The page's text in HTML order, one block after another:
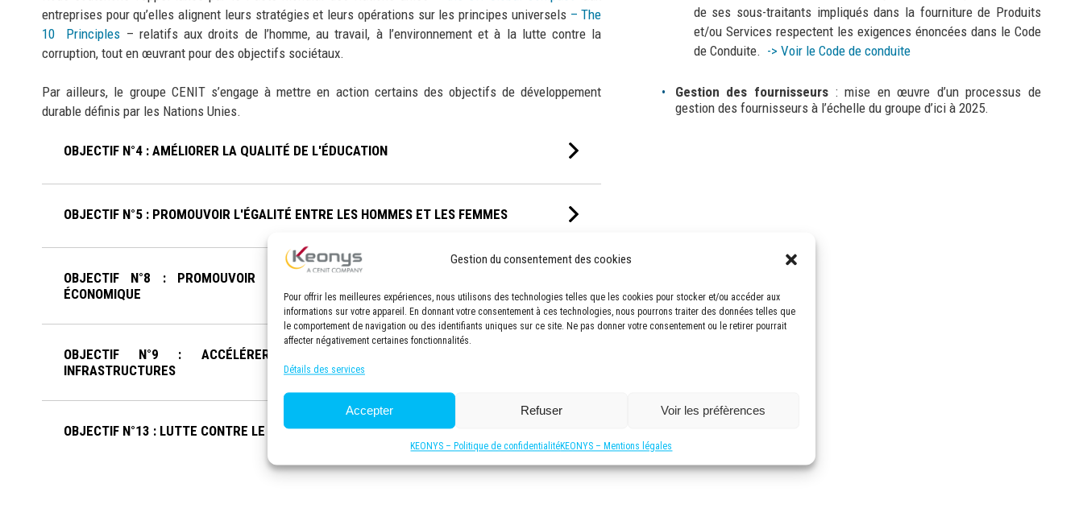
Gestion du consentement des cookies
Pour offrir les meilleures expériences, nous utilisons des technologies telles que les cookies pour stocker et/ou accéder aux
informations sur votre appareil. En donnant votre consentement à ces technologies, nous pourrons traiter des données telles que
le comportement de navigation ou des identifiants uniques sur ce site. Ne pas donner votre consentement ou le retirer pourrait
affecter négativement certaines fonctionnalités.
Détails des services
Accepter Refuser Voir les préfèrences
KEONYS – Politique de confidentialitéKEONYS – Mentions légales
entreprises pour qu’elles alignent leurs stratégies et leurs opérations sur les principes universels – The
10 Principles – relatifs aux droits de l’homme, au travail, à l’environnement et à la lutte contre la
corruption, tout en œuvrant pour des objectifs sociétaux.
Par ailleurs, le groupe CENIT s’engage à mettre en action certains des objectifs de développement
durable définis par les Nations Unies.
OBJECTIF N°4 : AMÉLIORER LA QUALITÉ DE L'ÉDUCATION
OBJECTIF N°5 : PROMOUVOIR L'ÉGALITÉ ENTRE LES HOMMES ET LES FEMMES
OBJECTIF N°8 : PROMOUVOIR LE TRAVAIL DÉCENT ET LA CROISSANCE
ÉCONOMIQUE
OBJECTIF N°9 : ACCÉLÉRER L'INDUSTRIE, L'INNOVATION ET LES
INFRASTRUCTURES
OBJECTIF N°13 : LUTTE CONTRE LE CHANGEMENT CLIMATIQUE
de ses sous-traitants impliqués dans la fourniture de Produits
et/ou Services respectent les exigences énoncées dans le Code
de Conduite. -> Voir le Code de conduite
Gestion des fournisseurs: mise en œuvre d’un processus de
gestion des fournisseurs à l’échelle du groupe d’ici à 2025.